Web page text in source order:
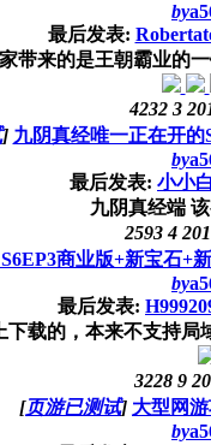
by
最后发表:
带来的是王朝霸业的
4232 3
] 九阴真经唯一正在开
by
最后发表: 小小
九阴真经端
2593 4
商业版+新宝石+
by
最后发表:
载的，本来不支持
3228 9
[页游已测试] 大型网
by